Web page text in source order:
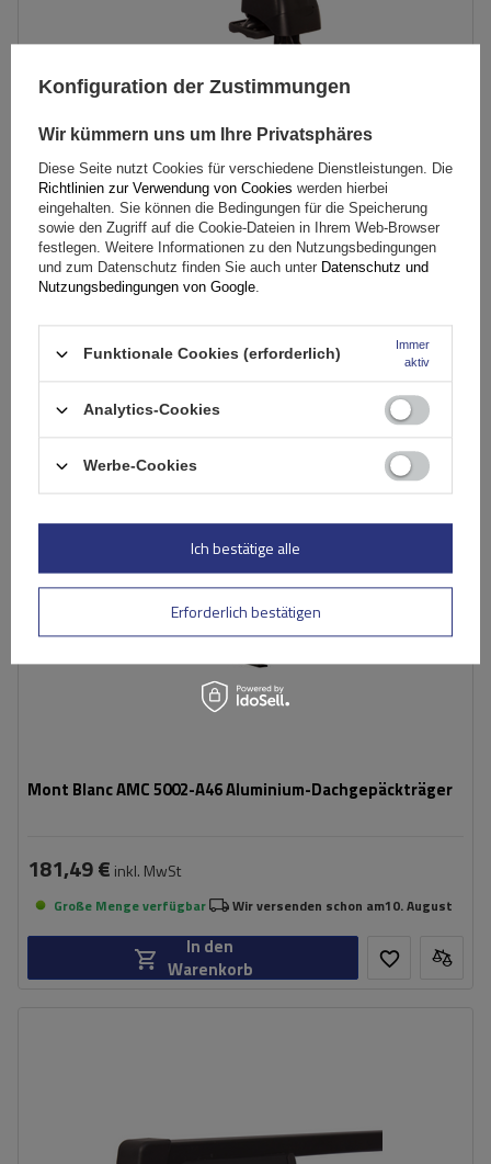
Mont Blanc AMC 5002-S49 Stahldachträger
137,29 €inkl. MwSt
In den
Mont Blanc AMC 5002-A46 Aluminium-Dachgepäckträger
181,49 € inkl. MwSt
Große Menge verfügbar Wir versenden schon am10. August
In den
Warenkorb
Konfiguration der Zustimmungen
Wir kümmern uns um Ihre Privatsphäres
Diese Seite nutzt Cookies für verschiedene Dienstleistungen. Die
Richtlinien zur Verwendung von Cookies werden hierbei
eingehalten. Sie können die Bedingungen für die Speicherung
sowie den Zugriff auf die Cookie-Dateien in Ihrem Web-Browser
festlegen. Weitere Informationen zu den Nutzungsbedingungen
und zum Datenschutz finden Sie auch unter Datenschutz und
Nutzungsbedingungen von Google.
Funktionale Cookies (erforderlich)
Immer
aktiv
Analytics-Cookies
Werbe-Cookies
Erforderlich bestätigen
Ich bestätige alle